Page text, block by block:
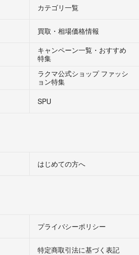
カテゴリ一覧
買取・相場価格情報
キャンペーン一覧・おすすめ
特集
ラクマ公式ショップ ファッシ
ョン特集
SPU
はじめての方へ
プライバシーポリシー
特定商取引法に基づく表記